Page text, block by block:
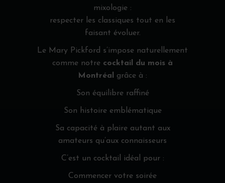
mixologie :
respecter les classiques tout en les
faisant évoluer.
Le Mary Pickford s’impose naturellement
comme notre cocktail du mois à
Montréal
grâce à :
Son équilibre raffiné
Son histoire emblématique
Sa capacité à plaire autant aux
amateurs qu’aux connaisseurs
C’est un cocktail idéal pour :
Commencer votre soirée